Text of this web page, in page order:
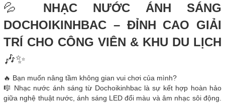
💦
NHẠC NƯỚC ÁNH SÁNG
DOCHOIKINHBAC – ĐỈNH CAO GIẢI
TRÍ CHO CÔNG VIÊN & KHU DU LỊCH
🎶✨
🔥 Bạn muốn nâng tầm không gian vui chơi của mình?
🎼 Nhạc nước ánh sáng từ Dochoikinhbac là sự kết hợp hoàn hảo
giữa nghệ thuật nước, ánh sáng LED đổi màu và âm nhạc sôi động.